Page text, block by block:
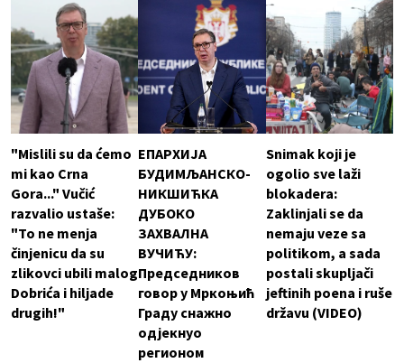
"Mislili su da ćemo
mi kao Crna
Gora..." Vučić
razvalio ustaše:
"To ne menja
činjenicu da su
zlikovci ubili malog
Dobrića i hiljade
drugih!"
ЕПАРХИЈА
БУДИМЉАНСКО-
НИКШИЋКА
ДУБОКО
ЗАХВАЛНА
ВУЧИЋУ:
Председников
говор у Мркоњић
Граду снажно
одјекнуо
регионом
Snimak koji je
ogolio sve laži
blokadera:
Zaklinjali se da
nemaju veze sa
politikom, a sada
postali skupljači
jeftinih poena i ruše
državu (VIDEO)